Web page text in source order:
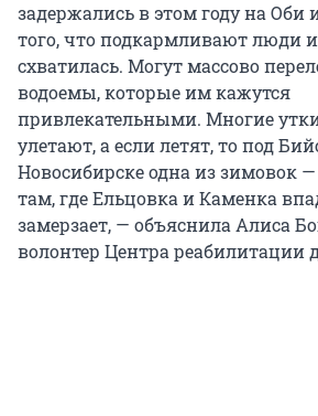
задержались в этом году на Оби
того, что подкармливают люди
схватилась. Могут массово
водоемы, которые им кажутся
привлекательными. Многие
улетают, а если летят, то под
Новосибирске одна из зимовок
там, где Ельцовка и Каменка
замерзает, — объяснила Алиса
волонтер Центра